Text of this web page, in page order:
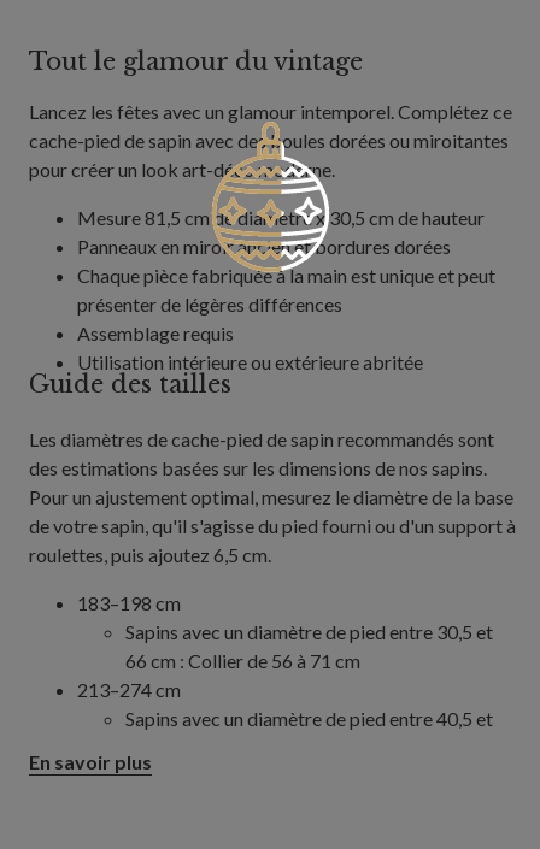
Tout le glamour du vintage
Lancez les fêtes avec un glamour intemporel. Complétez ce
cache-pied de sapin avec des boules dorées ou miroitantes
pour créer un look art-déco moderne.
Mesure 81,5 cm de diamètre x 30,5 cm de hauteur
Panneaux en miroir ancien et bordures dorées
Chaque pièce fabriquée à la main est unique et peut
présenter de légères différences
Assemblage requis
Utilisation intérieure ou extérieure abritée
Guide des tailles
Les diamètres de cache-pied de sapin recommandés sont
des estimations basées sur les dimensions de nos sapins.
Pour un ajustement optimal, mesurez le diamètre de la base
de votre sapin, qu'il s'agisse du pied fourni ou d'un support à
roulettes, puis ajoutez 6,5 cm.
183–198 cm
Sapins avec un diamètre de pied entre 30,5 et
66 cm : Collier de 56 à 71 cm
213–274 cm
Sapins avec un diamètre de pied entre 40,5 et
305–427 cm
En savoir plus